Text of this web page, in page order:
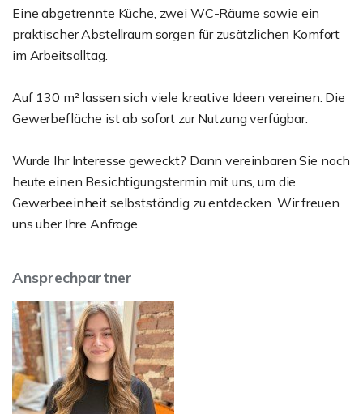
Eine abgetrennte Küche, zwei WC-Räume sowie ein
praktischer Abstellraum sorgen für zusätzlichen Komfort
im Arbeitsalltag.
Auf 130 m² lassen sich viele kreative Ideen vereinen. Die
Gewerbefläche ist ab sofort zur Nutzung verfügbar.
Wurde Ihr Interesse geweckt? Dann vereinbaren Sie noch
heute einen Besichtigungstermin mit uns, um die
Gewerbeeinheit selbstständig zu entdecken. Wir freuen
uns über Ihre Anfrage.
Ansprechpartner